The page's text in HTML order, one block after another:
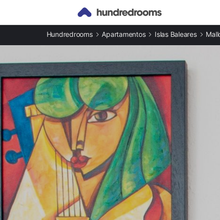
Apartamentos en Peguera
Casas rurales en Peguera
Hundredrooms Apartamentos Islas Baleares